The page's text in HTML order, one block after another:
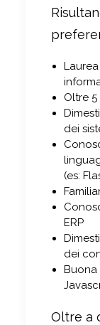
Oltre
dei
(es:
ERP
dei
Buona
Oltre a